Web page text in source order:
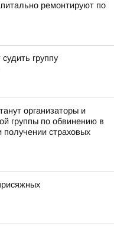
ремонтируют по
группу
организаторы и
группы по обвинению в
страховых